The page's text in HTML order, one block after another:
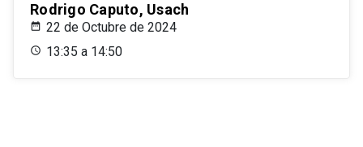
Rodrigo Caputo, Usach
22 de Octubre de 2024
13:35 a 14:50